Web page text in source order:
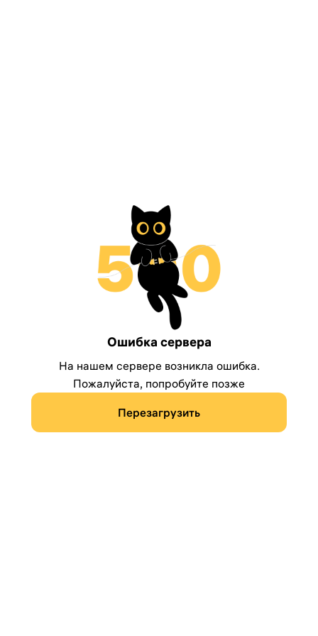
Ошибка сервера
На нашем сервере возникла ошибка.
Пожалуйста, попробуйте позже
Перезагрузить